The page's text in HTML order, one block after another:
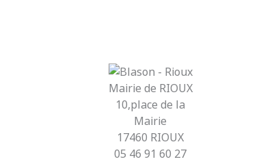
Mairie de RIOUX
10,place de la
Mairie
17460 RIOUX
05 46 91 60 27